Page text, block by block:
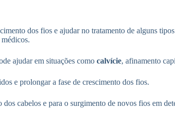
dos fios e ajudar no tratamento de alguns
ajudar em situações como calvície, afinamento
e prolongar a fase de crescimento dos fios.
cabelos e para o surgimento de novos fios em